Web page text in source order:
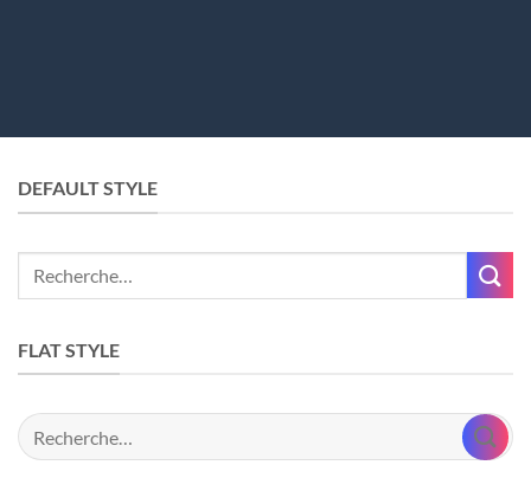
DEFAULT STYLE
FLAT STYLE
Recherche
pour :